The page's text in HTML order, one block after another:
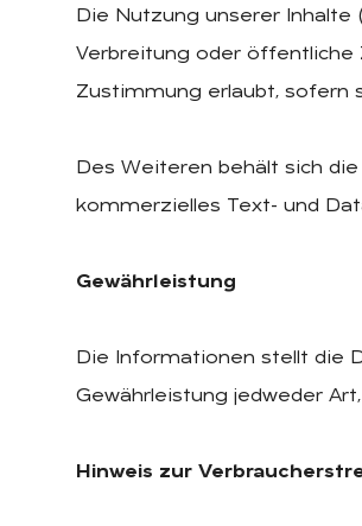
Die Nutzung unserer Inhalte
Verbreitung oder öffentliche
Zustimmung erlaubt, sofern
Des Weiteren behält sich
kommerzielles Text- und
Gewährleistung
Die Informationen stellt die
Gewährleistung jedweder
Hinweis zur